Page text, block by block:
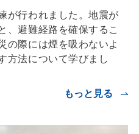
が行われました。地震が
、避難経路を確保するこ
の際には煙を吸わないよ
方法について学びまし
もっと見る